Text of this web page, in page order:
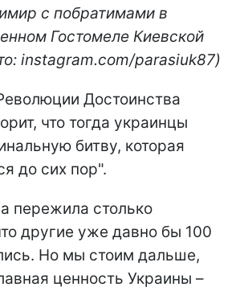
с побратимами в
Гостомеле Киевской
instagram.com/parasiuk87)
Достоинства
что тогда украинцы
битву, которая
до сих пор".
пережила столько
другие уже давно бы 100
Но мы стоим дальше,
ценность Украины –